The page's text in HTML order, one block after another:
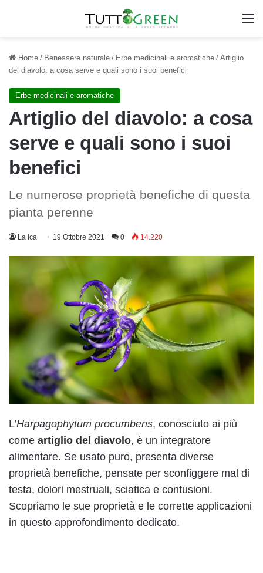
Home / Benessere naturale / Erbe medicinali e aromatiche / Artiglio
del diavolo: a cosa serve e quali sono i suoi benefici
Erbe medicinali e aromatiche
Artiglio del diavolo: a cosa
serve e quali sono i suoi
benefici
Le numerose proprietà benefiche di questa
pianta perenne
La Ica 19 Ottobre 2021 0 14.220
L’Harpagophytum procumbens, conosciuto ai più
come artiglio del diavolo, è un integratore
alimentare. Se usato puro, presenta diverse
proprietà benefiche, pensate per sconfiggere mal di
testa, dolori mestruali, sciatica e contusioni.
Scopriamo le sue proprietà e le corrette applicazioni
in questo approfondimento dedicato.